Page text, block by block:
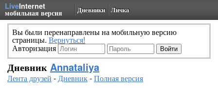
LiveInternet
мобильная версия Дневники Личка
Вы были перенаправлены на мобильную версию
страницы. Вернуться!
Авторизация
Дневник Annataliya
Лента друзей -Дневник-Полная версия